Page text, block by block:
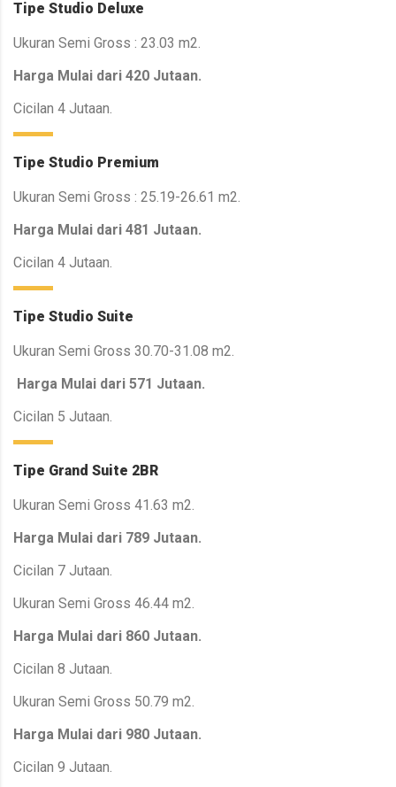
Tipe Studio Deluxe
Ukuran Semi Gross : 23.03 m2.
Harga Mulai dari 420 Jutaan.
Cicilan 4 Jutaan.
Tipe Studio Premium
Ukuran Semi Gross : 25.19-26.61 m2.
Harga Mulai dari 481 Jutaan.
Cicilan 4 Jutaan.
Tipe Studio Suite
Ukuran Semi Gross 30.70-31.08 m2.
Harga Mulai dari 571 Jutaan.
Cicilan 5 Jutaan.
Tipe Grand Suite 2BR
Ukuran Semi Gross 41.63 m2.
Harga Mulai dari 789 Jutaan.
Cicilan 7 Jutaan.
Ukuran Semi Gross 46.44 m2.
Harga Mulai dari 860 Jutaan.
Cicilan 8 Jutaan.
Ukuran Semi Gross 50.79 m2.
Harga Mulai dari 980 Jutaan.
Cicilan 9 Jutaan.